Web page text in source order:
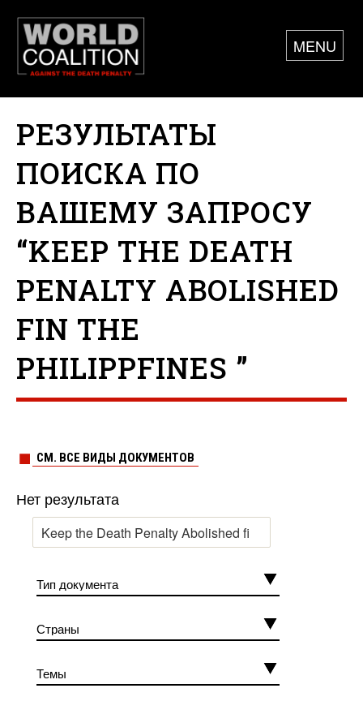
MENU
РЕЗУЛЬТАТЫ
ПОИСКА ПО
ВАШЕМУ ЗАПРОСУ
“KEEP THE DEATH
PENALTY ABOLISHED
FIN THE
PHILIPPFINES ”
СМ. ВСЕ ВИДЫ ДОКУМЕНТОВ
Нет результата